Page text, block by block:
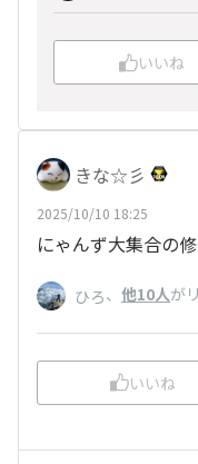
いいね
きな☆彡
2025/10/10 18:25
にゃんず大集合の
ひろ、 他10人が
いいね